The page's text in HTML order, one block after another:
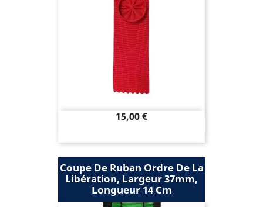
Prix
15,00 €
Coupe De Ruban Ordre De La
Libération, Largeur 37mm,
Longueur 14 Cm